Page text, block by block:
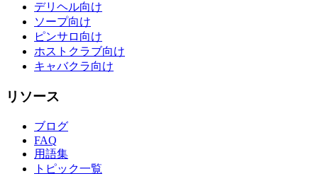
デリヘル向け
ソープ向け
ピンサロ向け
ホストクラブ向け
キャバクラ向け
リソース
ブログ
FAQ
用語集
トピック一覧